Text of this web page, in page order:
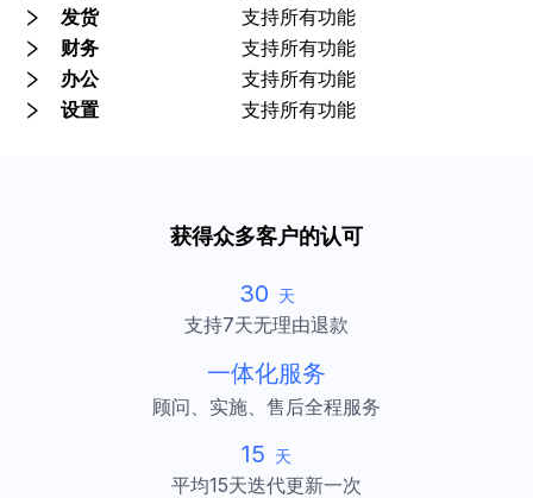
发货
支持所有功能
财务
支持所有功能
办公
支持所有功能
设置
支持所有功能
获得众多客户的认可
30 天
支持7天无理由退款
一体化服务
顾问、实施、售后全程服务
15 天
平均15天迭代更新一次